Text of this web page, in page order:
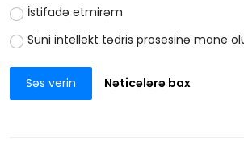
İstifadə etmirəm
Süni intellekt tədris prosesinə mane
Səs verin Nəticələrə bax